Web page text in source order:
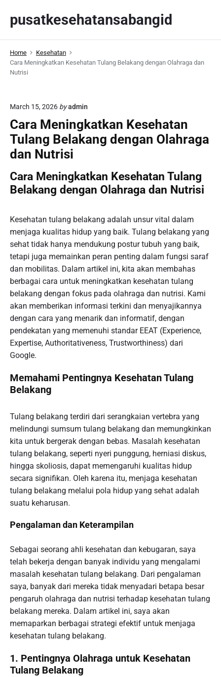
p
pusatkesehatansabangid
Home
Kesehatan
Cara Meningkatkan Kesehatan Tulang Belakang dengan Olahraga dan
Nutrisi
March 15, 2026 byadmin
Cara Meningkatkan Kesehatan
Tulang Belakang dengan Olahraga
dan Nutrisi
Cara Meningkatkan Kesehatan Tulang
Belakang dengan Olahraga dan Nutrisi
Kesehatan tulang belakang adalah unsur vital dalam
menjaga kualitas hidup yang baik. Tulang belakang yang
sehat tidak hanya mendukung postur tubuh yang baik,
tetapi juga memainkan peran penting dalam fungsi saraf
dan mobilitas. Dalam artikel ini, kita akan membahas
berbagai cara untuk meningkatkan kesehatan tulang
belakang dengan fokus pada olahraga dan nutrisi. Kami
akan memberikan informasi terkini dan menyajikannya
dengan cara yang menarik dan informatif, dengan
pendekatan yang memenuhi standar EEAT (Experience,
Expertise, Authoritativeness, Trustworthiness) dari
Google.
Memahami Pentingnya Kesehatan Tulang
Belakang
Tulang belakang terdiri dari serangkaian vertebra yang
melindungi sumsum tulang belakang dan memungkinkan
kita untuk bergerak dengan bebas. Masalah kesehatan
tulang belakang, seperti nyeri punggung, herniasi diskus,
hingga skoliosis, dapat memengaruhi kualitas hidup
secara signifikan. Oleh karena itu, menjaga kesehatan
tulang belakang melalui pola hidup yang sehat adalah
suatu keharusan.
Pengalaman dan Keterampilan
Sebagai seorang ahli kesehatan dan kebugaran, saya
telah bekerja dengan banyak individu yang mengalami
masalah kesehatan tulang belakang. Dari pengalaman
saya, banyak dari mereka tidak menyadari betapa besar
pengaruh olahraga dan nutrisi terhadap kesehatan tulang
belakang mereka. Dalam artikel ini, saya akan
memaparkan berbagai strategi efektif untuk menjaga
kesehatan tulang belakang.
1. Pentingnya Olahraga untuk Kesehatan
Tulang Belakang